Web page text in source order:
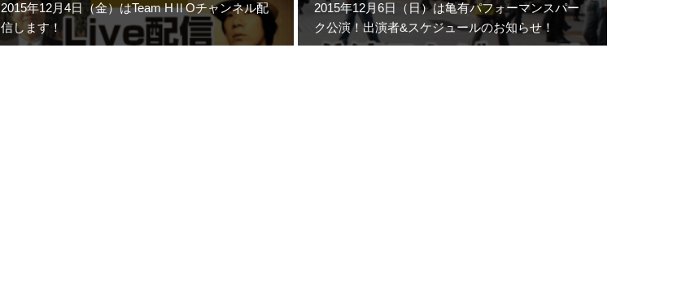
2015年12月4日（金）はTeam HⅡOチャンネル配
信します！
2015年12月6日（日）は亀有パフォーマンスパー
ク公演！出演者&スケジュールのお知らせ！